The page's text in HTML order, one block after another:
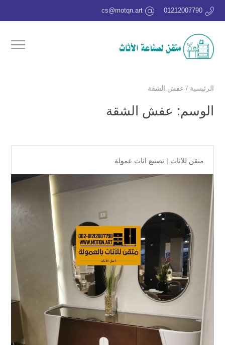
01212007790
cs@motqn.art
الرئيسية / عفش الشقة
الوسم: عفش الشقة
متقن للاثاث | تصنيع اثاث عمولة